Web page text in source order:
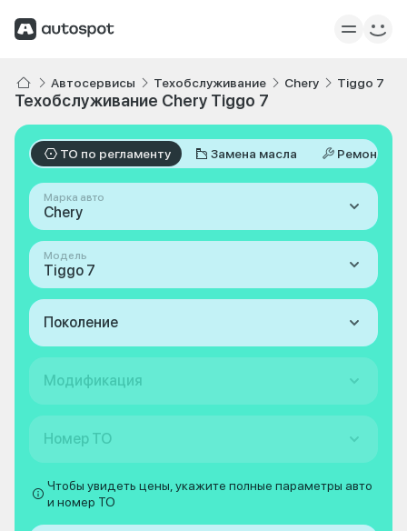
Автосервисы Техобслуживание Chery Tiggo 7
Техобслуживание Chery Tiggo 7
ТО по регламенту Замена масла Ремонт
Марка авто
Chery
Модель
Tiggo 7
Поколение
Модификация
Номер ТО
Чтобы увидеть цены, укажите полные параметры авто
и номер ТО